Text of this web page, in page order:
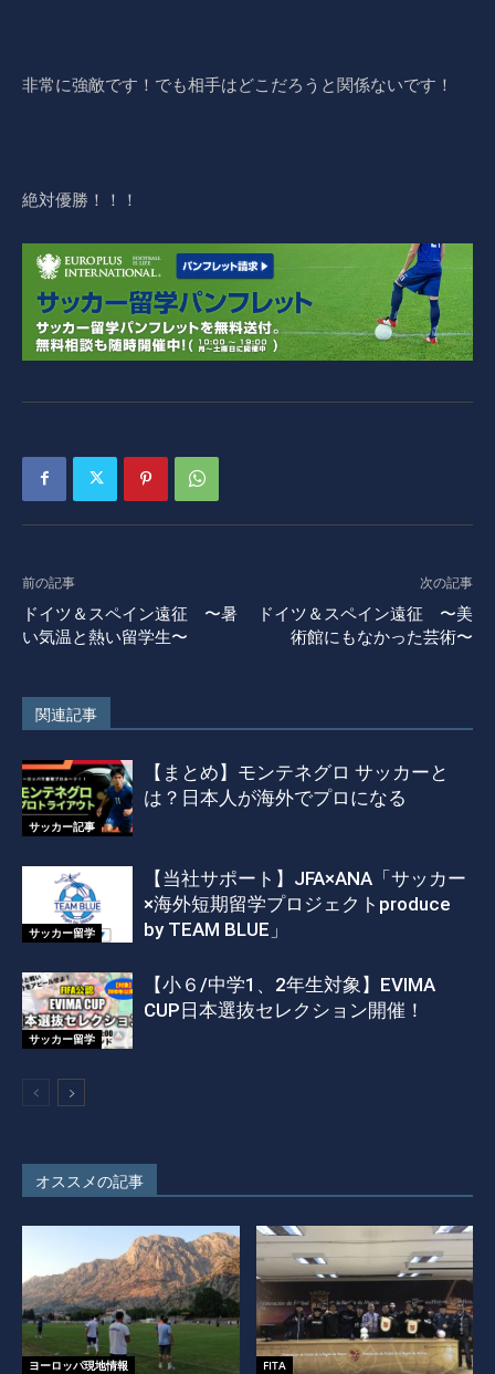
非常に強敵です！でも相手はどこだろうと関係ないです！
絶対優勝！！！
前の記事
ドイツ＆スペイン遠征 〜暑
い気温と熱い留学生〜
次の記事
ドイツ＆スペイン遠征 〜美
術館にもなかった芸術〜
関連記事
サッカー記事
【まとめ】モンテネグロ サッカーと
は？日本人が海外でプロになる
サッカー留学
【当社サポート】JFA×ANA「サッカー
×海外短期留学プロジェクトproduce
by TEAM BLUE」
サッカー留学
【小６/中学1、2年生対象】EVIMA
CUP日本選抜セレクション開催！
オススメの記事
ヨーロッパ現地情報 FITA